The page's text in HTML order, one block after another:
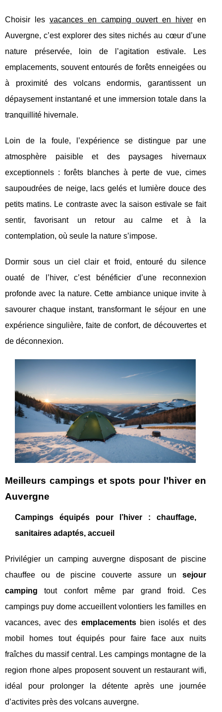
Choisir les vacances en camping ouvert en hiveren
Auvergne, c’est explorer des sites nichés au cœur d’une
nature préservée, loin de l’agitation estivale. Les
emplacements, souvent entourés de forêts enneigées ou
à proximité des volcans endormis, garantissent un
dépaysement instantané et une immersion totale dans la
tranquillité hivernale.
Loin de la foule, l’expérience se distingue par une
atmosphère paisible et des paysages hivernaux
exceptionnels : forêts blanches à perte de vue, cimes
saupoudrées de neige, lacs gelés et lumière douce des
petits matins. Le contraste avec la saison estivale se fait
sentir, favorisant un retour au calme et à la
contemplation, où seule la nature s’impose.
Dormir sous un ciel clair et froid, entouré du silence
ouaté de l’hiver, c’est bénéficier d’une reconnexion
profonde avec la nature. Cette ambiance unique invite à
savourer chaque instant, transformant le séjour en une
expérience singulière, faite de confort, de découvertes et
de déconnexion.
Meilleurs campings et spots pour l’hiver en
Auvergne
Campings équipés pour l’hiver : chauffage,
sanitaires adaptés, accueil
Privilégier un camping auvergne disposant de piscine
chauffee ou de piscine couverte assure un sejour
camping tout confort même par grand froid. Ces
campings puy dome accueillent volontiers les familles en
vacances, avec des emplacementsbien isolés et des
mobil homes tout équipés pour faire face aux nuits
fraîches du massif central. Les campings montagne de la
region rhone alpes proposent souvent un restaurant wifi,
idéal pour prolonger la détente après une journée
d’activites près des volcans auvergne.